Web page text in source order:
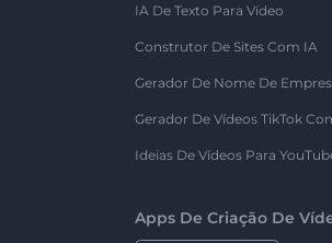
IA De Texto Para Vídeo
Construtor De Sites Com IA
Gerador De Nome De
Gerador De Vídeos TikTok
Ideias De Vídeos Para
Apps De Criação De